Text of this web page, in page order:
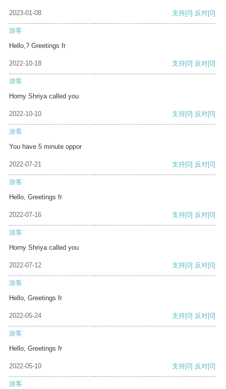
2023-01-08 支持[0] 反对[0]
游客
Hello,? Greetings fr
2022-10-18 支持[0] 反对[0]
游客
Horny Shriya called you
2022-10-10 支持[0] 反对[0]
游客
You have 5 minute oppor
2022-07-21 支持[0] 反对[0]
游客
Hello, Greetings fr
2022-07-16 支持[0] 反对[0]
游客
Horny Shriya called you
2022-07-12 支持[0] 反对[0]
游客
Hello, Greetings fr
2022-05-24 支持[0] 反对[0]
游客
Hello, Greetings fr
2022-05-10 支持[0] 反对[0]
游客